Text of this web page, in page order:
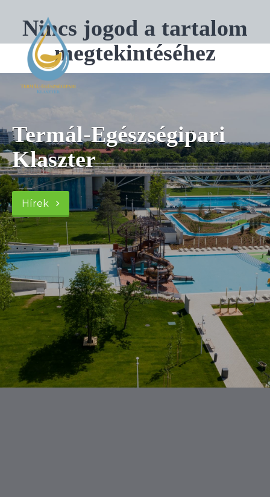
Nincs jogod a tartalom
megtekintéséhez
Termál-Egészségipari
Klaszter
Hírek